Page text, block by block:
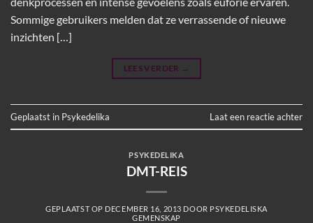
Sommige gebruikers melden dat ze verrassende of nieuwe
inzichten […]
LEES VERDER →
Geplaatst in Psykedelika Laat een reactie achter
PSYKEDELIKA
DMT-REIS
GEPLAATST OP DECEMBER 16, 2013 DOOR PSYKEDELISKA
GEMENSKAP